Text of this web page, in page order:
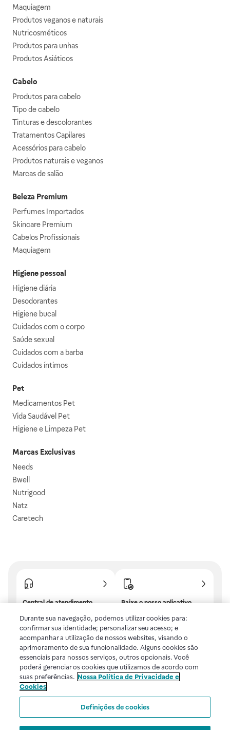
Maquiagem
Produtos veganos e naturais
Nutricosméticos
Produtos para unhas
Produtos Asiáticos
Cabelo
Produtos para cabelo
Tipo de cabelo
Tinturas e descolorantes
Tratamentos Capilares
Acessórios para cabelo
Produtos naturais e veganos
Marcas de salão
Beleza Premium
Perfumes Importados
Skincare Premium
Cabelos Profissionais
Maquiagem
Higiene pessoal
Higiene diária
Desodorantes
Higiene bucal
Cuidados com o corpo
Saúde sexual
Cuidados com a barba
Cuidados íntimos
Pet
Medicamentos Pet
Vida Saudável Pet
Higiene e Limpeza Pet
Marcas Exclusivas
Needs
Bwell
Nutrigood
Natz
Caretech
Central de atendimento
frequentes ou fale com a
gente.
Baixe o nosso aplicativo
benefícios exclusivos!
Uma empresa
Voltar ao topo
Durante sua navegação, podemos utilizar cookies para:
confirmar sua identidade; personalizar seu acesso; e
acompanhar a utilização de nossos websites, visando o
aprimoramento de sua funcionalidade. Alguns cookies são
essenciais para nossos serviços, outros opcionais. Você
poderá gerenciar os cookies que utilizamos de acordo com
suas preferências. Nossa Política de Privacidade e
Cookies
Definições de cookies